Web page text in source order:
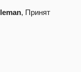
leman, Принят